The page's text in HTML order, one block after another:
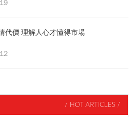
代價 理解人心才懂得市場
/ HOT ARTICLES /